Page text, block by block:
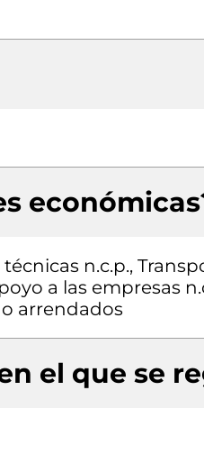
n.c.p.,
a las empresas
arrendados
el que se